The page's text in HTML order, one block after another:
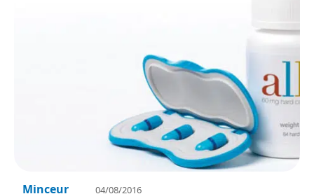
Minceur 04/08/2016